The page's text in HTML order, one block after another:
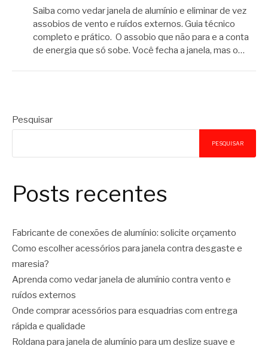
Saiba como vedar janela de alumínio e eliminar de vez
assobios de vento e ruídos externos. Guia técnico
completo e prático. O assobio que não para e a conta
de energia que só sobe. Você fecha a janela, mas o…
Pesquisar
PESQUISAR
Posts recentes
Fabricante de conexões de alumínio: solicite orçamento
Como escolher acessórios para janela contra desgaste e
maresia?
Aprenda como vedar janela de alumínio contra vento e
ruídos externos
Onde comprar acessórios para esquadrias com entrega
rápida e qualidade
Roldana para janela de alumínio para um deslize suave e